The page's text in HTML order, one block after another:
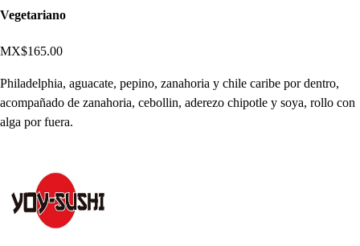
Vegetariano
MX$165.00
Philadelphia, aguacate, pepino, zanahoria y chile caribe por dentro,
acompañado de zanahoria, cebollin, aderezo chipotle y soya, rollo con
alga por fuera.